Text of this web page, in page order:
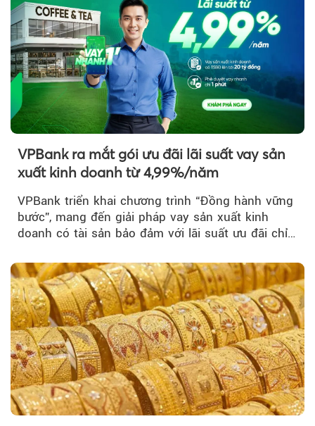
VPBank ra mắt gói ưu đãi lãi suất vay sản
xuất kinh doanh từ 4,99%/năm
VPBank triển khai chương trình “Đồng hành vững
bước”, mang đến giải pháp vay sản xuất kinh
doanh có tài sản bảo đảm với lãi suất ưu đãi chỉ